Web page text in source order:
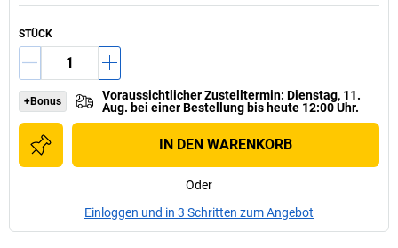
STÜCK
+Bonus Voraussichtlicher Zustelltermin: Dienstag, 11.
Aug. bei einerBestellung bis heute 12:00 Uhr.
IN DEN WARENKORB
Oder
Einloggen und in 3 Schritten zum Angebot